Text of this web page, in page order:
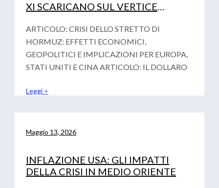
XI SCARICANO SUL VERTICE
VOTALITA’ GEOPOLITICA
ARTICOLO: CRISI DELLO STRETTO DI
HORMUZ: EFFETTI ECONOMICI,
GEOPOLITICI E IMPLICAZIONI PER EUROPA,
STATI UNITI E CINA ARTICOLO: IL DOLLARO
Leggi >
Maggio 13, 2026
INFLAZIONE USA: GLI IMPATTI
DELLA CRISI IN MEDIO ORIENTE